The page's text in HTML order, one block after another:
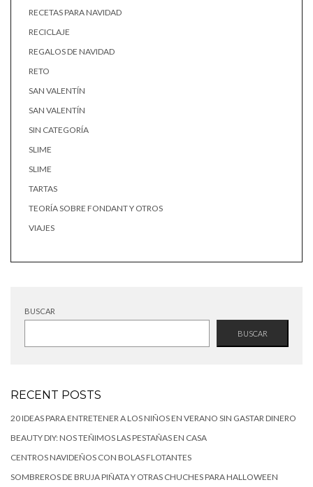
RECETAS PARA NAVIDAD
RECICLAJE
REGALOS DE NAVIDAD
RETO
SAN VALENTÍN
SAN VALENTÍN
SIN CATEGORÍA
SLIME
SLIME
TARTAS
TEORÍA SOBRE FONDANT Y OTROS
VIAJES
BUSCAR
BUSCAR
RECENT POSTS
20 IDEAS PARA ENTRETENER A LOS NIÑOS EN VERANO SIN GASTAR DINERO
BEAUTY DIY: NOS TEÑIMOS LAS PESTAÑAS EN CASA
CENTROS NAVIDEÑOS CON BOLAS FLOTANTES
SOMBREROS DE BRUJA PIÑATA Y OTRAS CHUCHES PARA HALLOWEEN